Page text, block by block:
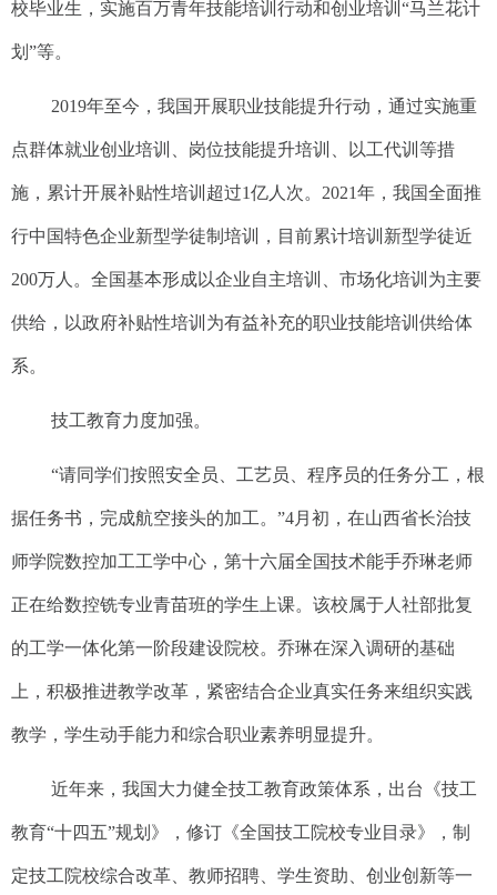
校毕业生，实施百万青年技能培训行动和创业培训“马兰花计
划”等。
2019年至今，我国开展职业技能提升行动，通过实施重
点群体就业创业培训、岗位技能提升培训、以工代训等措
施，累计开展补贴性培训超过1亿人次。2021年，我国全面推
行中国特色企业新型学徒制培训，目前累计培训新型学徒近
200万人。全国基本形成以企业自主培训、市场化培训为主要
供给，以政府补贴性培训为有益补充的职业技能培训供给体
系。
技工教育力度加强。
“请同学们按照安全员、工艺员、程序员的任务分工，根
据任务书，完成航空接头的加工。”4月初，在山西省长治技
师学院数控加工工学中心，第十六届全国技术能手乔琳老师
正在给数控铣专业青苗班的学生上课。该校属于人社部批复
的工学一体化第一阶段建设院校。乔琳在深入调研的基础
上，积极推进教学改革，紧密结合企业真实任务来组织实践
教学，学生动手能力和综合职业素养明显提升。
近年来，我国大力健全技工教育政策体系，出台《技工
教育“十四五”规划》，修订《全国技工院校专业目录》，制
定技工院校综合改革、教师招聘、学生资助、创业创新等一